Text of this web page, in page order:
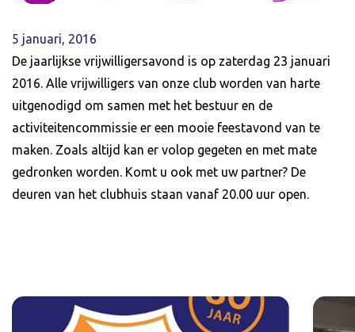
5 januari, 2016
De jaarlijkse vrijwilligersavond is op zaterdag 23 januari
2016. Alle vrijwilligers van onze club worden van harte
uitgenodigd om samen met het bestuur en de
activiteitencommissie er een mooie feestavond van te
maken. Zoals altijd kan er volop gegeten en met mate
gedronken worden. Komt u ook met uw partner? De
deuren van het clubhuis staan vanaf 20.00 uur open.